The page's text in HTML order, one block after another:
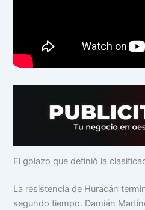
El golazo que definió la
La resistencia de Huracán
segundo tiempo. Damián